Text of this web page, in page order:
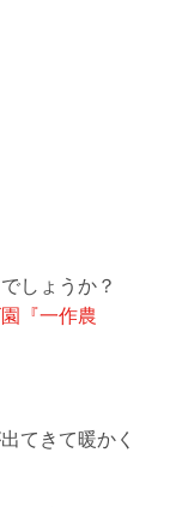
しょうか？
『一作農
てきて暖かく